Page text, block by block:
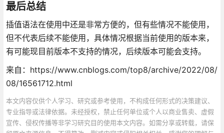
最后总结
插值语法在使用中还是非常方便的，但有些情况不能使用，
但不代表后续不能使用，具体情况根据当前使用的版本来，
有可能现目前版本不支持的情况，后续版本可能会支持。
来自：https://www.cnblogs.com/top8/archive/2022/08/
08/16561712.html
本文内容仅供个人学习、研究或参考使用，不构成任何形式的决策建议、
专业指导或法律依据。未经授权，禁止任何单位或个人以商业售卖、虚假
宣传、侵权传播等非学习研究目的使用本文内容。如需分享或转载，请保